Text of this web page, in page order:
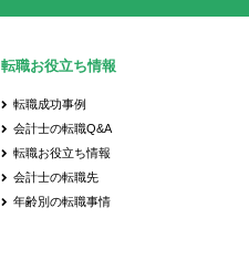
転職お役立ち情報
転職成功事例
会計士の転職Q&A
転職お役立ち情報
会計士の転職先
年齢別の転職事情